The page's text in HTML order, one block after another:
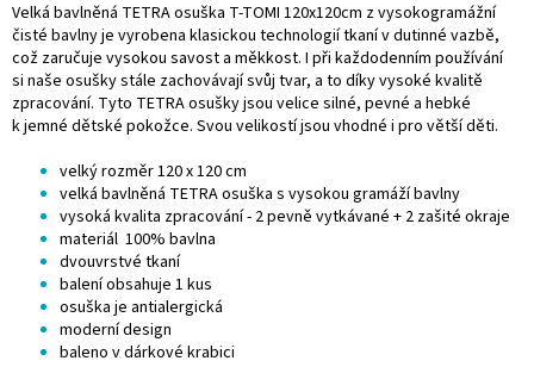
Velká bavlněná TETRA osuška T-TOMI 120x120cm z vysokogramážní
čisté bavlny je vyrobena klasickou technologií tkaní v dutinné vazbě,
což zaručuje vysokou savost a měkkost. I při každodenním používání
si naše osušky stále zachovávají svůj tvar, a to díky vysoké kvalitě
zpracování. Tyto TETRA osušky jsou velice silné, pevné a hebké
k jemné dětské pokožce. Svou velikostí jsou vhodné i pro větší děti.
velký rozměr 120 x 120 cm
velká bavlněná TETRA osuška s vysokou gramáží bavlny
vysoká kvalita zpracování - 2 pevně vytkávané + 2 zašité okraje
materiál 100% bavlna
dvouvrstvé tkaní
balení obsahuje 1 kus
osuška je antialergická
moderní design
baleno v dárkové krabici